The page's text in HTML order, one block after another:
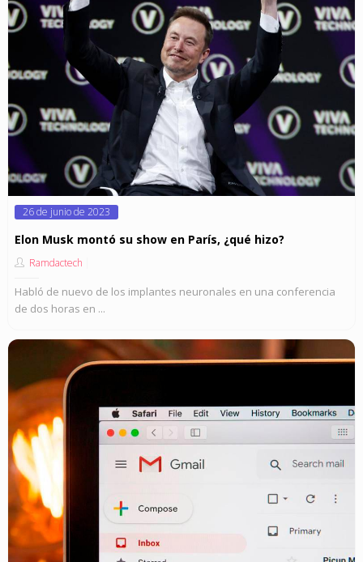
Posted
26 de junio de 2023
Elon Musk montó su show en París, ¿qué hizo?
Ramdactech
Habló de nuevo de los implantes neuronales en una conferencia
de dos horas en ...